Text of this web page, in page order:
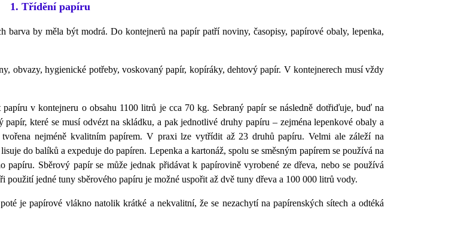
1. Třídění papíru
barva by měla být modrá. Do kontejnerů na papír patří noviny, časopisy, papírové obaly, lepenka,
obvazy, hygienické potřeby, voskovaný papír, kopíráky, dehtový papír. V kontejnerech musí vždy
v kontejneru o obsahu 1100 litrů je cca 70 kg. Sebraný papír se následně dotřiďuje, buď na
které se musí odvézt na skládku, a pak jednotlivé druhy papíru – zejména lepenkové obaly a
nejméně kvalitním papírem. V praxi lze vytřídit až 23 druhů papíru. Velmi ale záleží na
do balíků a expeduje do papíren. Lepenka a kartonáž, spolu se směsným papírem se používá na
Sběrový papír se může jednak přidávat k papírovině vyrobené ze dřeva, nebo se používá
jedné tuny sběrového papíru je možné uspořit až dvě tuny dřeva a 100 000 litrů vody.
je papírové vlákno natolik krátké a nekvalitní, že se nezachytí na papírenských sítech a odtéká